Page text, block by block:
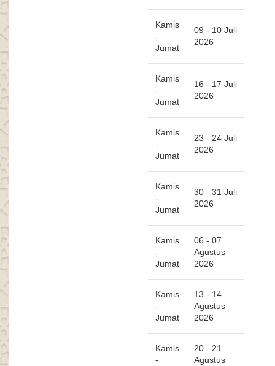
Kamis
-
Jumat
09 - 10 Juli
2026
Kamis
-
Jumat
16 - 17 Juli
2026
Kamis
-
Jumat
23 - 24 Juli
2026
Kamis
-
Jumat
30 - 31 Juli
2026
Kamis
-
Jumat
06 - 07
Agustus
2026
Kamis
-
Jumat
13 - 14
Agustus
2026
Kamis
-
20 - 21
Agustus